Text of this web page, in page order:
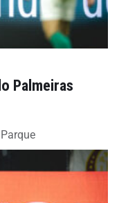
Palmeiras